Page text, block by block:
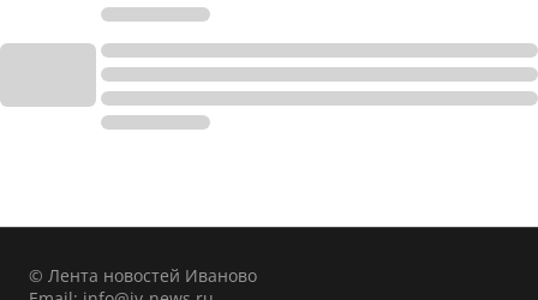
© Лента новостей Иваново